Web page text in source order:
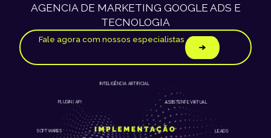
AGENCIA DE MARKETING GOOGLE ADS E
TECNOLOGIA
Fale agora com nossos especialistas
INTELIGÊNCIA ARTIFICIAL
PLUGIN | API
SOFTWARES
ASSISTENTE VIRTUAL
LEADS